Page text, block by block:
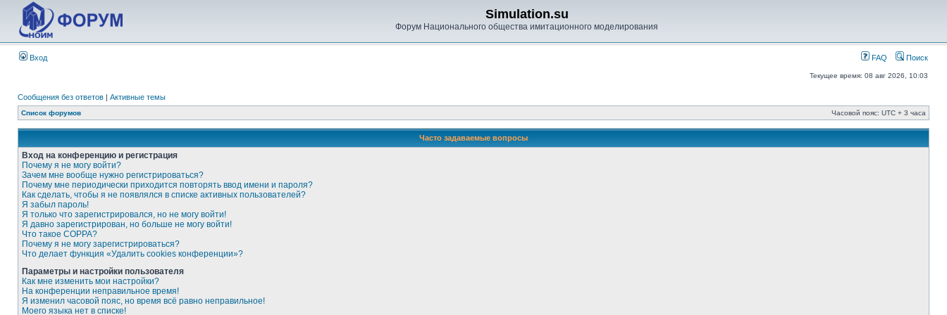
Simulation.su
Форум Национального общества имитационного моделирования
Вход FAQ Поиск
Текущее время: 08 авг 2026, 10:03
Сообщения без ответов | Активные темы
Список форумов Часовой пояс: UTC + 3 часа
Часто задаваемые вопросы
Вход на конференцию и регистрация
Почему я не могу войти?
Зачем мне вообще нужно регистрироваться?
Почему мне периодически приходится повторять ввод имени и пароля?
Как сделать, чтобы я не появлялся в списке активных пользователей?
Я забыл пароль!
Я только что зарегистрировался, но не могу войти!
Я давно зарегистрирован, но больше не могу войти!
Что такое COPPA?
Почему я не могу зарегистрироваться?
Что делает функция «Удалить cookies конференции»?
Параметры и настройки пользователя
Как мне изменить мои настройки?
На конференции неправильное время!
Я изменил часовой пояс, но время всё равно неправильное!
Моего языка нет в списке!